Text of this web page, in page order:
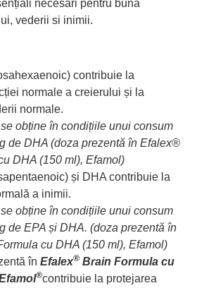
necesari pentru buna
vederii si inimii.
contribuie la
normale a creierului și la
normale.
obține în condițiile unui consum
de DHA (doza prezentă în Efalex®
DHA (150 ml), Efamol)
și DHA contribuie la
a inimii.
obține în condițiile unui consum
de EPA și DHA. (doza prezentă în
cu DHA (150 ml), Efamol)
în Efalex® Brain Formula cu
®contribuie la protejarea